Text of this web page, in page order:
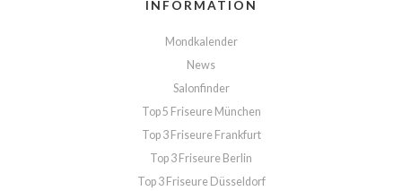
INFORMATION
Mondkalender
News
Salonfinder
Top 5 Friseure München
Top 3 Friseure Frankfurt
Top 3 Friseure Berlin
Top 3 Friseure Düsseldorf